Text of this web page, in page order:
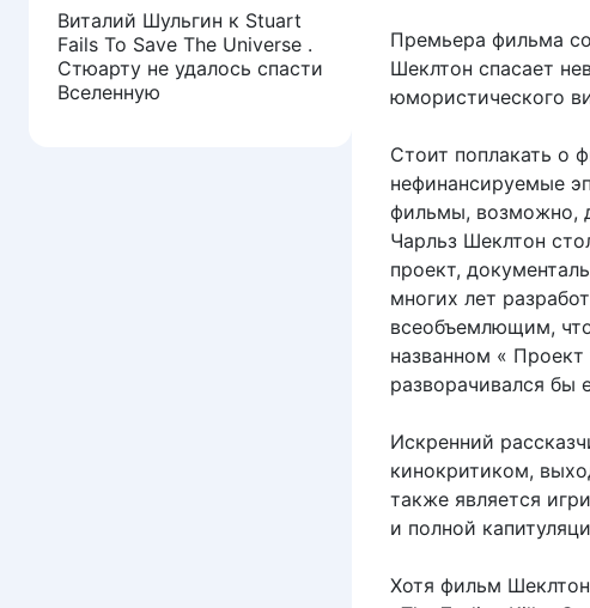
Премьера фильма
Шеклтон спасает
юмористического
Стоит поплакать о
нефинансируемые
фильмы, возможно,
Чарльз Шеклтон
проект,
многих лет
всеобъемлющим,
названном «
разворачивался бы
Искренний
кинокритиком,
также является
и полной
Хотя фильм
Виталий Шульгин к Stuart
Fails To Save The Universe .
Стюарту не удалось спасти
Вселенную